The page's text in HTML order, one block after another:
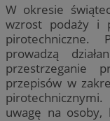
W okresie
wzrost podaży i
pirotechniczne.
prowadzą
przestrzeganie
przepisów w
uwagę na